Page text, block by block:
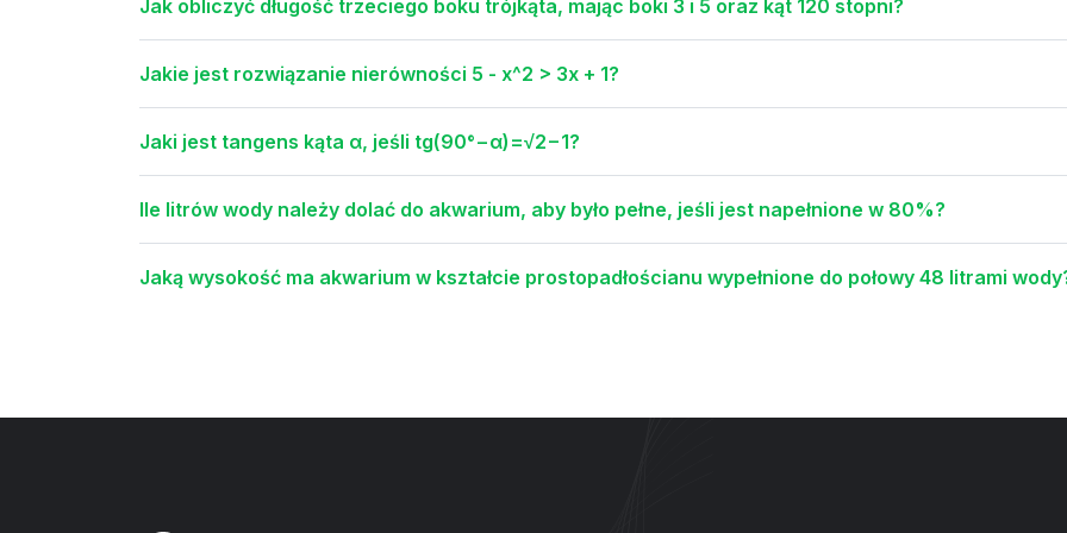
Jak obliczyć długość trzeciego boku trójkąta, mając boki 3 i 5 oraz kąt 120 stopni?
Jakie jest rozwiązanie nierówności 5 - x^2 > 3x + 1?
Jaki jest tangens kąta α, jeśli tg(90°−α)=√2−1?
Ile litrów wody należy dolać do akwarium, aby było pełne, jeśli jest napełnione w 80%?
Jaką wysokość ma akwarium w kształcie prostopadłościanu wypełnione do połowy 48 litrami